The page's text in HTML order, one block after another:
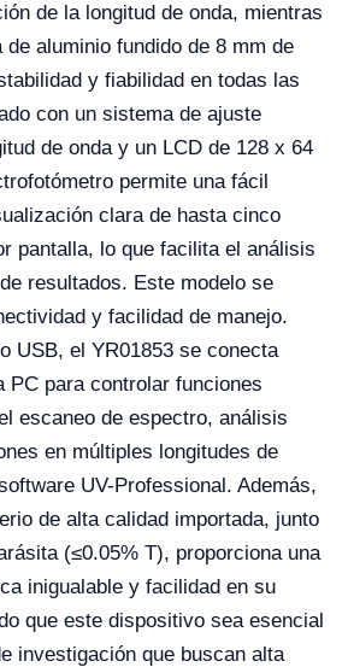
de la longitud de onda, mientras
aluminio fundido de 8 mm de
y fiabilidad en todas las
con un sistema de ajuste
de onda y un LCD de 128 x 64
permite una fácil
clara de hasta cinco
pantalla, lo que facilita el análisis
resultados. Este modelo se
y facilidad de manejo.
USB, el YR01853 se conecta
PC para controlar funciones
escaneo de espectro, análisis
en múltiples longitudes de
UV-Professional. Además,
de alta calidad importada, junto
(≤0.05% T), proporciona una
inigualable y facilidad en su
que este dispositivo sea esencial
investigación que buscan alta